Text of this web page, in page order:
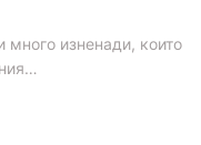
изненади, които